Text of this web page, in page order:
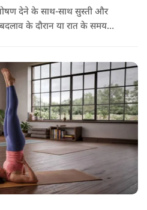
देने के साथ-साथ सुस्ती और
के दौरान या रात के समय
बेहतर होता है।